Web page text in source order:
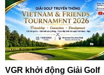
VGR khởi động Giải Golf